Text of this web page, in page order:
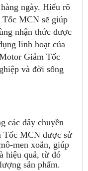
ngày. Hiểu rõ
Tốc MCN sẽ giúp
nhận thức được
linh hoạt của
Giảm Tốc
và đời sống
các dây chuyền
Tốc MCN được sử
men xoắn, giúp
hiệu quả, từ đó
sản phẩm.